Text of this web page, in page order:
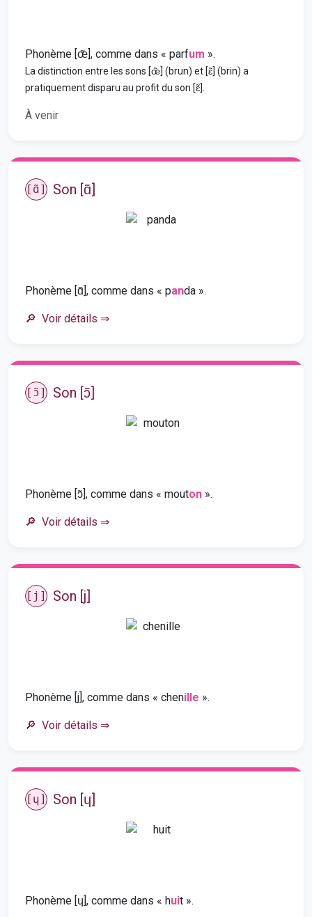
Phonème [œ̃], comme dans « parfum ».
La distinction entre les sons [œ̃] (brun) et [ɛ̃] (brin) a
pratiquement disparu au profit du son [ɛ̃].
À venir
[ɑ̃] Son [ɑ̃]
Phonème [ɑ̃], comme dans « panda ».
Voir détails ⇒
[ɔ̃] Son [ɔ̃]
Phonème [ɔ̃], comme dans « mouton ».
Voir détails ⇒
[j] Son [j]
Phonème [j], comme dans « chenille ».
Voir détails ⇒
[ɥ] Son [ɥ]
Phonème [ɥ], comme dans « huit ».